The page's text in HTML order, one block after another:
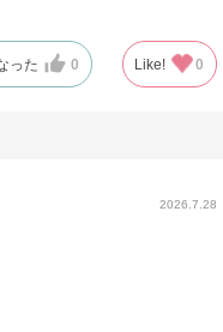
った 0 Like! 0
2026.7.28